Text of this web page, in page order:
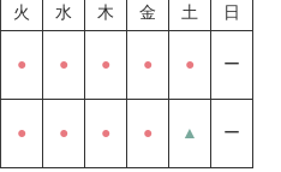
火 水 木 金 土 日
● ● ● ● ● ー
● ● ● ● ▲ ー